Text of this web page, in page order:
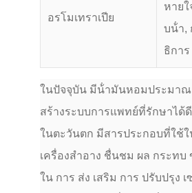
อรโมเทราเปีย
หายใ
บน้ํา,
ธิกา
ในปัจจุบัน มีน้ํามันหอมประมา
สร้างระบบการแพทย์ที่รักษาได้
ในตะวันตก มีสารประกอบที่ใช้
เครื่องสําอาง ชื่นชม ผล กระท
ใน การ ส่ง เสริม การ ปรับปรุง